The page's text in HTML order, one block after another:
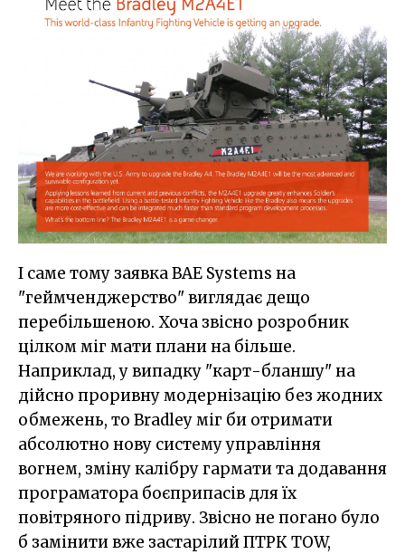
І саме тому заявка BAE Systems на
"геймченджерство" виглядає дещо
перебільшеною. Хоча звісно розробник
цілком міг мати плани на більше.
Наприклад, у випадку "карт-бланшу" на
дійсно проривну модернізацію без жодних
обмежень, то Bradley міг би отримати
абсолютно нову систему управління
вогнем, зміну калібру гармати та додавання
програматора боєприпасів для їх
повітряного підриву. Звісно не погано було
б замінити вже застарілий ПТРК TOW,